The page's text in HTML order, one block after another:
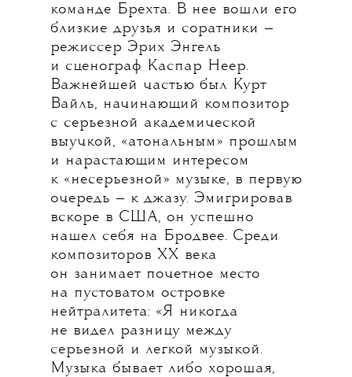
команде Брехта. В нее вошли его
близкие друзья и соратники —
режиссер Эрих Энгель
и сценограф Каспар Неер.
Важнейшей частью был Курт
Вайль, начинающий композитор
с серьезной академической
выучкой, «атональным» прошлым
и нарастающим интересом
к «несерьезной» музыке, в первую
очередь — к джазу. Эмигрировав
вскоре в США, он успешно
нашел себя на Бродвее. Среди
композиторов XX века
он занимает почетное место
на пустоватом островке
нейтралитета: «Я никогда
не видел разницу между
серьезной и легкой музыкой.
Музыка бывает либо хорошая,